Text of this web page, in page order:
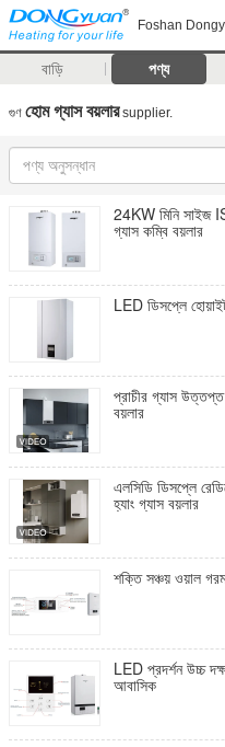
Foshan
বাড়ি পণ্য
গুণ হোম গ্যাস বয়লারsupplier.
24KW মিনি সাইজ
গ্যাস কম্বি বয়লার
LED ডিসপ্লে
প্রাচীর গ্যাস
বয়লার
এলসিডি ডিসপ্লে
হ্যাং গ্যাস বয়লার
শক্তি সঞ্চয় ওয়াল
LED প্রদর্শন উচ্চ
আবাসিক